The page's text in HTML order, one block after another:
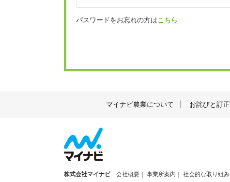
パスワードをお忘れの方はこちら
マイナビ農業について お詫びと訂正
株式会社マイナビ 会社概要 事業所案内 社会的な取り組み